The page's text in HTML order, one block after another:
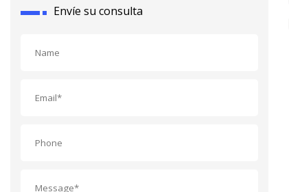
Envíe su consulta